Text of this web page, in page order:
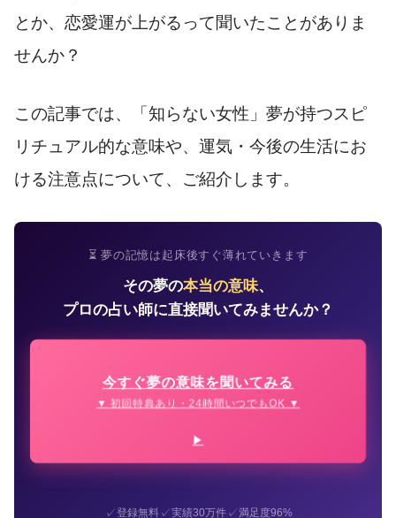
とか、恋愛運が上がるって聞いたことがありま
せんか？
この記事では、「知らない女性」夢が持つスピ
リチュアル的な意味や、運気・今後の生活にお
ける注意点について、ご紹介します。
⏳ 夢の記憶は起床後すぐ薄れていきます
その夢の本当の意味、
プロの占い師に直接聞いてみませんか？
今すぐ夢の意味を聞いてみる
▼ 初回特典あり・24時間いつでもOK ▼
✓登録無料✓実績30万件✓満足度96%